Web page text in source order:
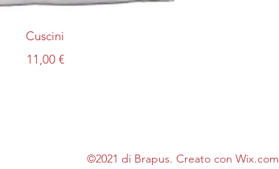
Vista rapida
Cuscini
Prezzo
11,00 €
©2021 di Brapus. Creato con Wix.com